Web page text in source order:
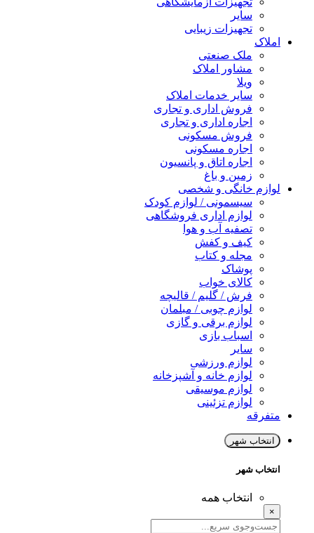
سایر
تجهیزات زیبایی
املاک
ملک صنعتی
مشاور املاک
ویلا
سایر خدمات املاک
فروش اداری و تجاری
اجاره اداری و تجاری
فروش مسکونی
اجاره مسکونی
اجاره اتاق و پانسیون
زمین و باغ
لوازم خانگی و شخصی
سیسمونی / لوازم کودک
لوازم اداری فروشگاهی
تصفیه آب و هوا
کیف و کفش
مجله و کتاب
پوشاک
کالای خواب
فرش / گلیم / قالیچه
لوازم چوبی / مبلمان
لوازم برقی و گازی
اسباب بازی
سایر
لوازم ورزشی
لوازم خانه و آشپزخانه
لوازم موسیقی
لوازم تزئینی
متفرقه
انتخاب شهر
انتخاب شهر
انتخاب همه
×